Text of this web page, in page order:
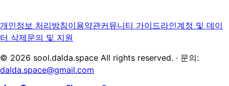
개인정보 처리방침이용약관커뮤니티 가이드라인계정 및 데이
터 삭제문의 및 지원
© 2026 sool.dalda.space All rights reserved. · 문의:
dalda.space@gmail.com